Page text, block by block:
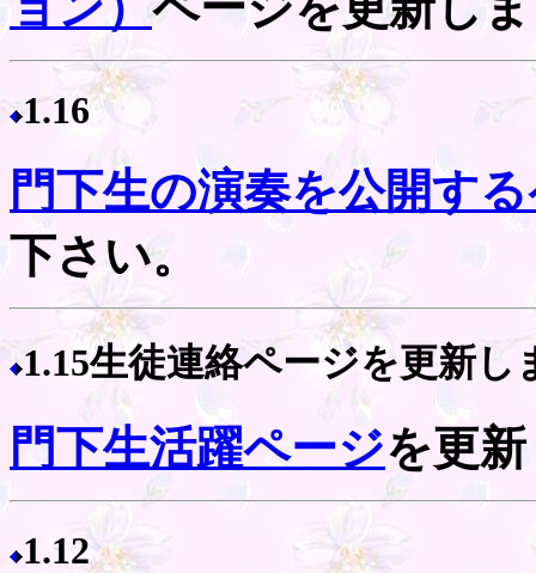
1.16
門下生の演奏を公開す
下さい。
1.15生徒連絡ページを更新し
門下生活躍ページを更
1.12